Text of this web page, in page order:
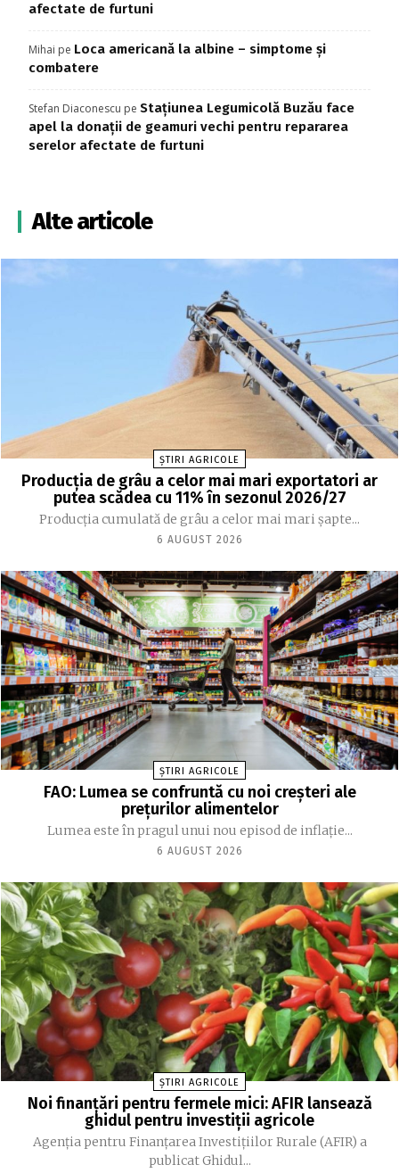
afectate de furtuni
Mihai pe Loca americană la albine – simptome și
combatere
Stefan Diaconescu pe Stațiunea Legumicolă Buzău face
apel la donații de geamuri vechi pentru repararea
serelor afectate de furtuni
Alte articole
ȘTIRI AGRICOLE
Producția de grâu a celor mai mari exportatori ar
putea scădea cu 11% în sezonul 2026/27
Producția cumulată de grâu a celor mai mari șapte...
6 AUGUST 2026
ȘTIRI AGRICOLE
FAO: Lumea se confruntă cu noi creşteri ale
preţurilor alimentelor
Lumea este în pragul unui nou episod de inflaţie...
6 AUGUST 2026
ȘTIRI AGRICOLE
Noi finanțări pentru fermele mici: AFIR lansează
ghidul pentru investiții agricole
Agenția pentru Finanțarea Investițiilor Rurale (AFIR) a
publicat Ghidul...